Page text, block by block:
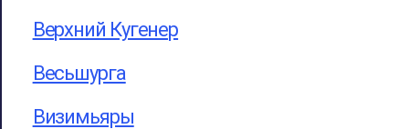
Верхний Кугенер
Весьшурга
Визимьяры